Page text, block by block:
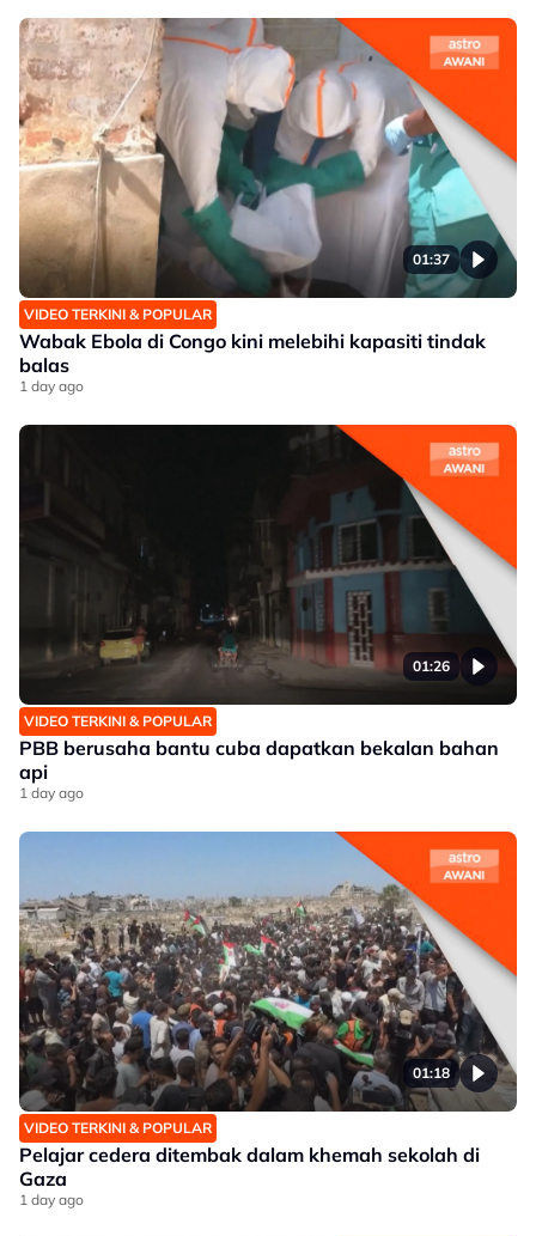
01:37
VIDEO TERKINI & POPULAR
Wabak Ebola di Congo kini melebihi kapasiti tindak
balas
1 day ago
01:26
VIDEO TERKINI & POPULAR
PBB berusaha bantu cuba dapatkan bekalan bahan
api
1 day ago
01:18
VIDEO TERKINI & POPULAR
Pelajar cedera ditembak dalam khemah sekolah di
Gaza
1 day ago